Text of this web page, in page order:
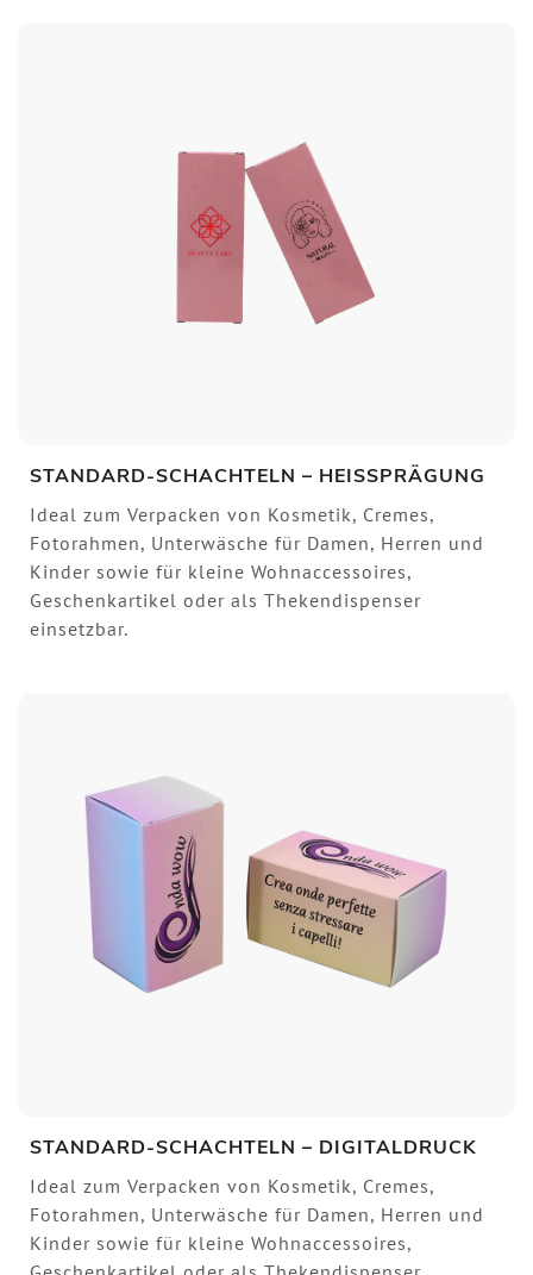
STANDARD-SCHACHTELN – HEISSPRÄGUNG
Ideal zum Verpacken von Kosmetik, Cremes,
Fotorahmen, Unterwäsche für Damen, Herren und
Kinder sowie für kleine Wohnaccessoires,
Geschenkartikel oder als Thekendispenser
einsetzbar.
STANDARD-SCHACHTELN – DIGITALDRUCK
Ideal zum Verpacken von Kosmetik, Cremes,
Fotorahmen, Unterwäsche für Damen, Herren und
Kinder sowie für kleine Wohnaccessoires,